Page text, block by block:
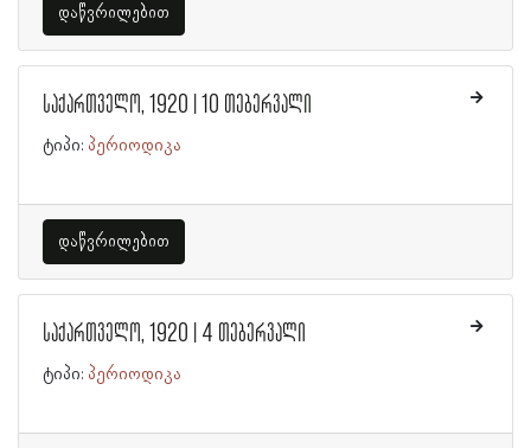
დაწვრილებით
საქართველო, 1920 | 10 თებერვალი
ტიპი: პერიოდიკა
დაწვრილებით
საქართველო, 1920 | 4 თებერვალი
ტიპი: პერიოდიკა